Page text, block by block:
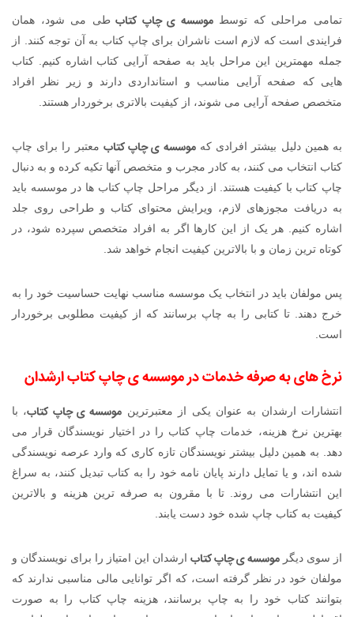
تمامی مراحلی که توسطموسسه ی چاپ کتابطی می شود، همان
فرایندی است که لازم است ناشران برای چاپ کتاب به آن توجه کنند. از
جمله مهمترین این مراحل باید به صفحه آرایی کتاب اشاره کنیم. کتاب
هایی که صفحه آرایی مناسب و استانداردی دارند و زیر نظر افراد
متخصص صفحه آرایی می شوند، از کیفیت بالاتری برخوردار هستند.
به همین دلیل بیشتر افرادی کهموسسه ی چاپ کتاب معتبر را برای چاپ
کتاب انتخاب می کنند، به کادر مجرب و متخصص آنها تکیه کرده و به دنبال
چاپ کتاب با کیفیت هستند. از دیگر مراحل چاپ کتاب ها در موسسه باید
به دریافت مجوزهای لازم، ویرایش محتوای کتاب و طراحی روی جلد
اشاره کنیم. هر یک از این کارها اگر به افراد متخصص سپرده شود، در
کوتاه ترین زمان و با بالاترین کیفیت انجام خواهد شد.
پس مولفان باید در انتخاب یک موسسه مناسب نهایت حساسیت خود را به
خرج دهند. تا کتابی را به چاپ برسانند که از کیفیت مطلوبی برخوردار
است.
نرخ های به صرفه خدمات درموسسه ی چاپ کتابارشدان
انتشارات ارشدان به عنوان یکی از معتبرترین موسسه ی چاپ کتاب، با
بهترین نرخ هزینه، خدمات چاپ کتاب را در اختیار نویسندگان قرار می
دهد. به همین دلیل بیشتر نویسندگان تازه کاری که وارد عرصه نویسندگی
شده اند، و یا تمایل دارند پایان نامه خود را به کتاب تبدیل کنند، به سراغ
این انتشارات می روند. تا با مقرون به صرفه ترین هزینه و بالاترین
کیفیت به کتاب چاپ شده خود دست یابند.
از سوی دیگرموسسه ی چاپ کتاب ارشدان این امتیاز را برای نویسندگان و
مولفان خود در نظر گرفته است، که اگر توانایی مالی مناسبی ندارند که
بتوانند کتاب خود را به چاپ برسانند، هزینه چاپ کتاب را به صورت